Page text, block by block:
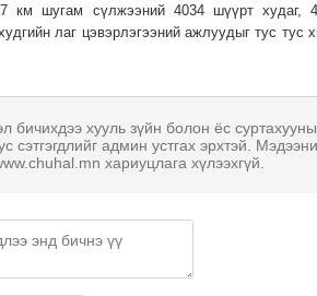
км шугам сүлжээний 4034 шүүрт худаг,
лаг цэвэрлэгээний ажлуудыг тус тус
бичихдээ хууль зүйн болон ёс
сэтгэгдлийг админ устгах эрхтэй.
хариуцлага хүлээхгүй.